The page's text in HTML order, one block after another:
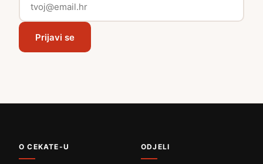
Prijavi se
O CEKATE-U ODJELI